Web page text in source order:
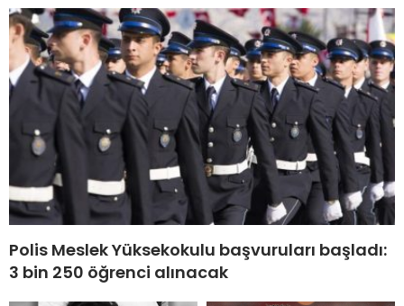
Polis Meslek Yüksekokulu başvuruları başladı:
3 bin 250 öğrenci alınacak